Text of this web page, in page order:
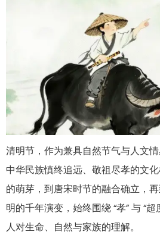
清明节，作为兼具自然节气与人文
中华民族慎终追远、敬祖尽孝的文
的萌芽，到唐宋时节的融合确立，
明的千年演变，始终围绕 “孝” 与 “
人对生命、自然与家族的理解。